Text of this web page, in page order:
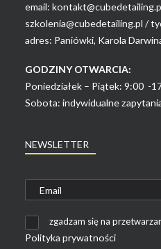
email:
szkolenia@cubedetailing.pl /
adres: Paniówki, Karola
GODZINY OTWARCIA:
Poniedziałek – Piątek: 9:00 -
Sobota: indywidualne
NEWSLETTER
zgadzam się na
Polityka prywatności